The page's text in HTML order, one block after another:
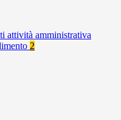
attività amministrativa
2